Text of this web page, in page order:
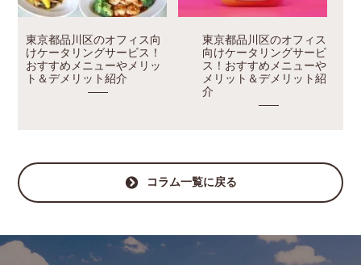
東京都品川区のオフィス向
けケータリングサービス！
おすすめメニューやメリッ
ト＆デメリット紹介
東京都品川区のオフィス
向けケータリングサービ
ス！おすすめメニューや
メリット＆デメリット紹
介
コラム一覧に戻る